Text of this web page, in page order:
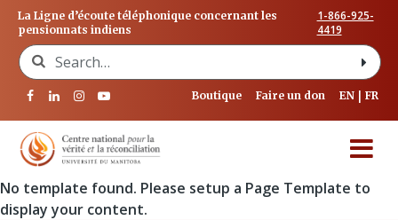
La Ligne d’écoute téléphonique concernant les
pensionnats indiens
1-866-925-
4419
Search for:
Boutique Faire un don EN FR
No template found. Please setup a Page Template to
display your content.